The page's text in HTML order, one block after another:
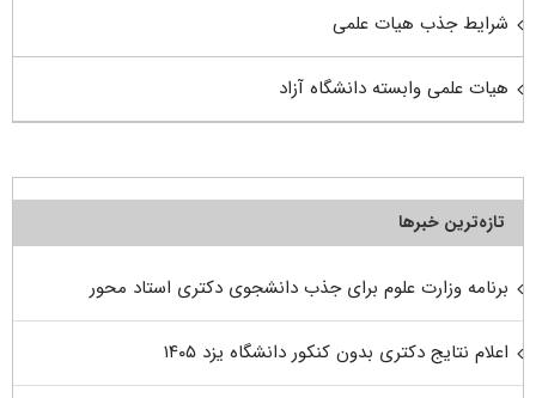
شرایط جذب هیات علمی
هیات علمی وابسته دانشگاه آزاد
تازه‌ترین خبرها
برنامه وزارت علوم برای جذب دانشجوی دکتری استاد محور
اعلام نتایج دکتری بدون کنکور دانشگاه یزد ۱۴۰۵